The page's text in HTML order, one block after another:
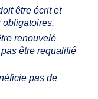
être écrit et
obligatoires.
renouvelé
être requalifié
pas de